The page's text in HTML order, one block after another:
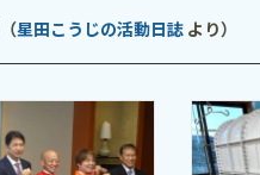
（星田こうじの活動日誌 より）